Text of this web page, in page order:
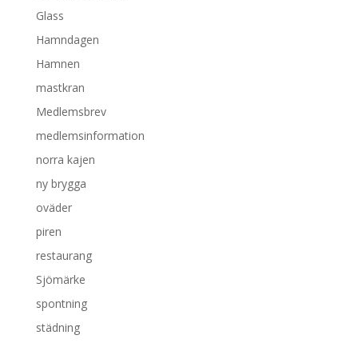
Glass
Hamndagen
Hamnen
mastkran
Medlemsbrev
medlemsinformation
norra kajen
ny brygga
oväder
piren
restaurang
Sjömärke
spontning
städning